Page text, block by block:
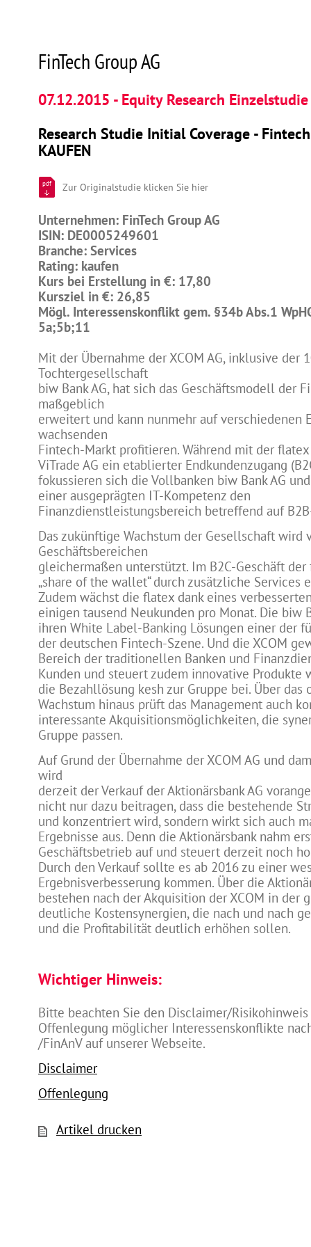
FinTech Group AG
07.12.2015 - Equity Research
Research Studie Initial Coverage - Fintech
KAUFEN
pdf Zur Originalstudie klicken Sie hier
Unternehmen: FinTech Group AG
ISIN: DE0005249601
Branche: Services
Rating: kaufen
Kurs bei Erstellung in €: 17,80
Kursziel in €: 26,85
Mögl. Interessenskonflikt gem. §34b Abs.1
5a;5b;11
Mit der Übernahme der XCOM AG, inklusive der
Tochtergesellschaft
biw Bank AG, hat sich das Geschäftsmodell der
maßgeblich
erweitert und kann nunmehr auf verschiedenen
wachsenden
Fintech-Markt profitieren. Während mit der
ViTrade AG ein etablierter Endkundenzugang
fokussieren sich die Vollbanken biw Bank AG
einer ausgeprägten IT-Kompetenz den
Finanzdienstleistungsbereich betreffend auf
Das zukünftige Wachstum der Gesellschaft wird
Geschäftsbereichen
gleichermaßen unterstützt. Im B2C-Geschäft
„share of the wallet“ durch zusätzliche Services
Zudem wächst die flatex dank eines
einigen tausend Neukunden pro Monat. Die biw
ihren White Label-Banking Lösungen einer der
der deutschen Fintech-Szene. Und die XCOM
Bereich der traditionellen Banken und
Kunden und steuert zudem innovative Produkte
die Bezahllösung kesh zur Gruppe bei. Über das
Wachstum hinaus prüft das Management auch
interessante Akquisitionsmöglichkeiten, die
Gruppe passen.
Auf Grund der Übernahme der XCOM AG und
wird
derzeit der Verkauf der Aktionärsbank AG
nicht nur dazu beitragen, dass die bestehende
und konzentriert wird, sondern wirkt sich auch
Ergebnisse aus. Denn die Aktionärsbank nahm
Geschäftsbetrieb auf und steuert derzeit noch
Durch den Verkauf sollte es ab 2016 zu einer
Ergebnisverbesserung kommen. Über die
bestehen nach der Akquisition der XCOM in der
deutliche Kostensynergien, die nach und nach
und die Profitabilität deutlich erhöhen sollen.
Wichtiger Hinweis:
Bitte beachten Sie den Disclaimer/
Offenlegung möglicher Interessenskonflikte
/FinAnV auf unserer Webseite.
Disclaimer
Offenlegung
Artikel drucken